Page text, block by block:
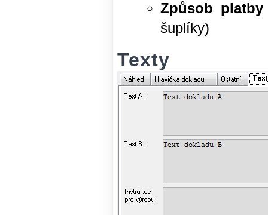
Způsob platby
šuplíky)
Texty